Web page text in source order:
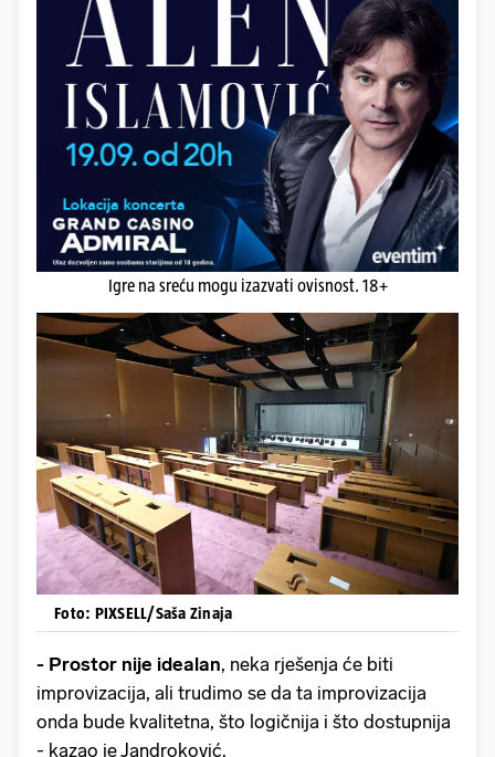
Igre na sreću mogu izazvati ovisnost. 18+
Foto: PIXSELL/Saša Zinaja
- Prostor nije idealan, neka rješenja će biti
improvizacija, ali trudimo se da ta improvizacija
onda bude kvalitetna, što logičnija i što dostupnija
- kazao je Jandroković.